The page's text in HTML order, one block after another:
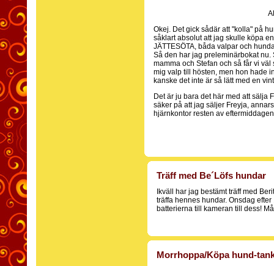
Okej. Det gick sådär att "kolla" på
såklart absolut att jag skulle köpa
JÄTTESÖTA, båda valpar och
Så den har jag preleminärbokat nu.
mamma och Stefan och så får vi
mig valp till hösten, men hon hade
kanske det inte är så lätt med en
Det är ju bara det här med att sälja
säker på att jag säljer Freyja,
hjärnkontor resten av
Träff med Be´Löfs hundar
Ikväll har jag bestämt träff med
träffa hennes hundar. Onsdag
batterierna till kameran till dess!
Morrhoppa/Köpa hund-